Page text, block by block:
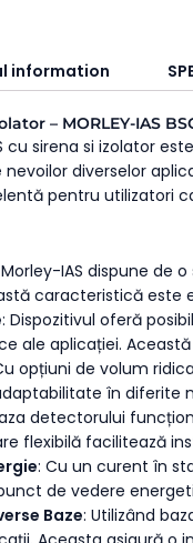
information
– MORLEY-IAS
cu sirena si izolator
diverselor
pentru utilizatori
Morley-IAS dispune de
caracteristică este
: Dispozitivul oferă
ale aplicației.
opțiuni de volum
în diferite
detectorului
flexibilă facilitează
: Cu un curent în
de vedere
Baze: Utilizând